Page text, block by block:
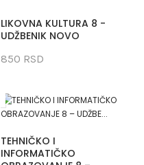
LIKOVNA KULTURA 8 -
UDŽBENIK NOVO
850 RSD
TEHNIČKO I
INFORMATIČKO